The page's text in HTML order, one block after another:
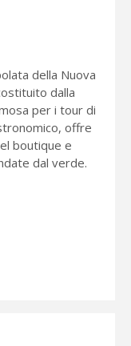
della Nuova
dalla
per i tour di
offre
boutique e
dal verde.